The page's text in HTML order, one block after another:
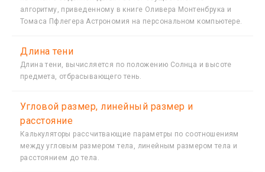
алгоритму, приведенному в книге Оливера Монтенбрука и
Томаса Пфлегера Астрономия на персональном компьютере.
Длина тени
Длина тени, вычисляется по положению Солнца и высоте
предмета, отбрасывающего тень.
Угловой размер, линейный размер и
расстояние
Калькуляторы рассчитвающие параметры по соотношениям
между угловым размером тела, линейным размером тела и
расстоянием до тела.